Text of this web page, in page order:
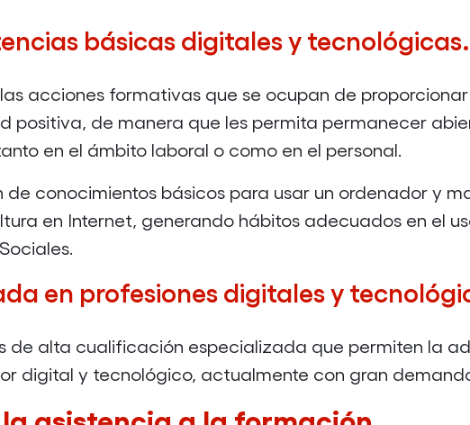
EN
EL
ENTORNO
DE
INTERNET,
Y
EXTRANET
DESARROLLO
APLICACIONES
CON
TECNOLOGÍAS
básicas digitales y tecnológicas.
acciones formativas que se ocupan de
positiva, de manera que les permita permanecer
en el ámbito laboral o como en el personal.
conocimientos básicos para usar un ordenador y
en Internet, generando hábitos adecuados en el
en profesiones digitales y
de alta cualificación especializada que permiten la
digital y tecnológico, actualmente con gran